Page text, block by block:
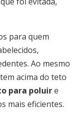
para quem
Ao mesmo
acima do teto
para poluire
mais eficientes.